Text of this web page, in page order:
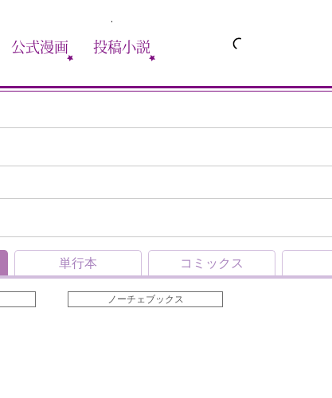
公式漫画 投稿小説
単行本 コミックス
ノーチェブックス